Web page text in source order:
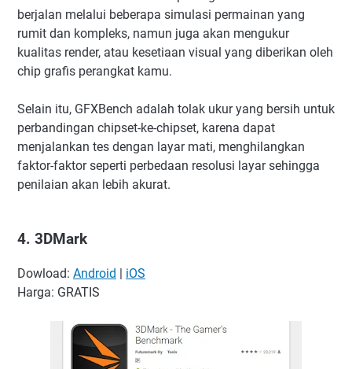
berjalan melalui beberapa simulasi permainan yang
rumit dan kompleks, namun juga akan mengukur
kualitas render, atau kesetiaan visual yang diberikan oleh
chip grafis perangkat kamu.
Selain itu, GFXBench adalah tolak ukur yang bersih untuk
perbandingan chipset-ke-chipset, karena dapat
menjalankan tes dengan layar mati, menghilangkan
faktor-faktor seperti perbedaan resolusi layar sehingga
penilaian akan lebih akurat.
4. 3DMark
Dowload: Android
iOS
Harga: GRATIS